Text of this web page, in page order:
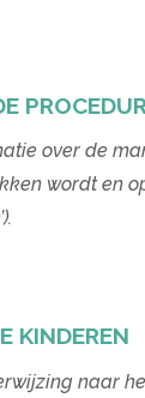
over de
wordt en
naar